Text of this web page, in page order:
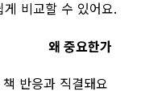
비교할 수 있어요.
왜 중요한가
책 반응과 직결돼요